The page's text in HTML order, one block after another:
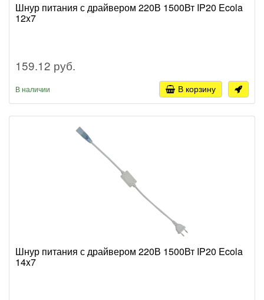
Шнур питания с драйвером 220В 1500Вт IP20 Ecola
12x7
159.12 руб.
В наличии В корзину
Шнур питания с драйвером 220В 1500Вт IP20 Ecola
14x7